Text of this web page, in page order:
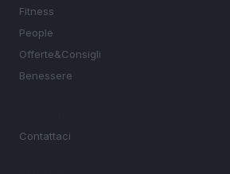
Fitness
People
Offerte&Consigli
Benessere
Contattaci